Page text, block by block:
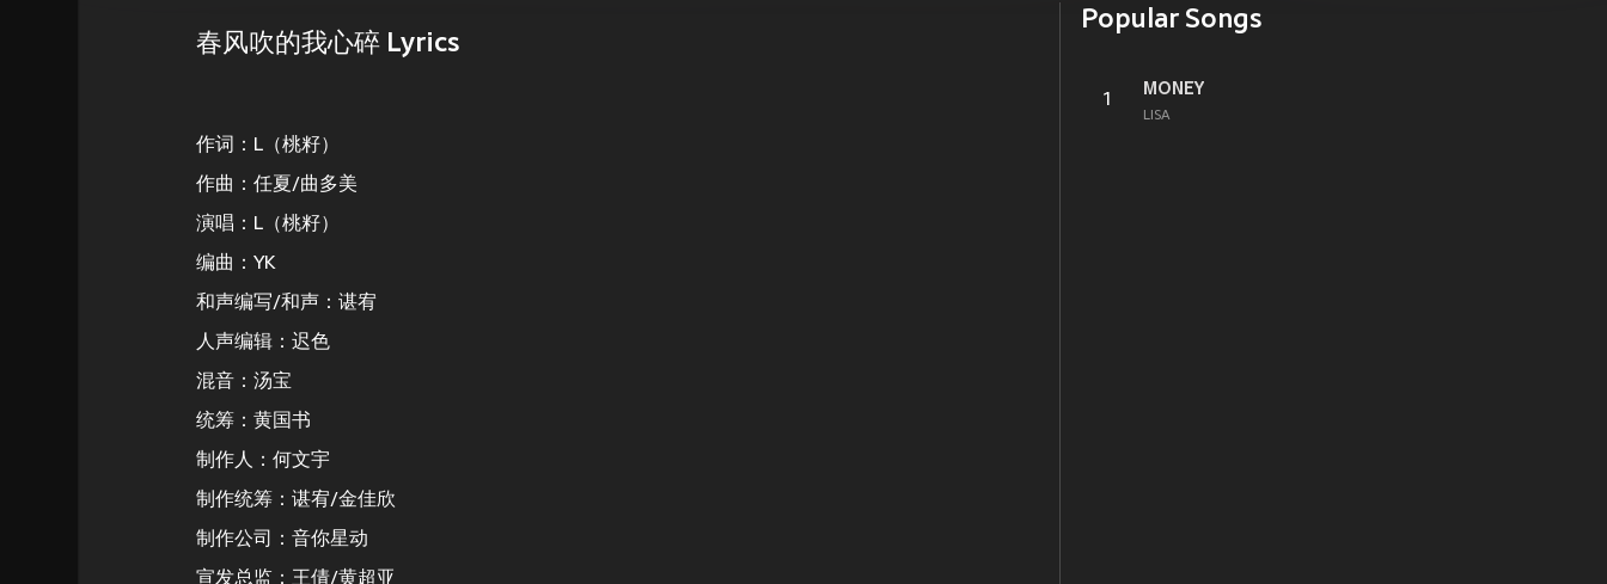
春风吹的我心碎 Lyrics
作词：L（桃籽）
作曲：任夏/曲多美
演唱：L（桃籽）
编曲：YK
和声编写/和声：谌宥
人声编辑：迟色
混音：汤宝
统筹：黄国书
制作人：何文宇
制作统筹：谌宥/金佳欣
制作公司：音你星动
宣发总监：王倩/黄超亚
Popular Songs
1
MONEY
LISA